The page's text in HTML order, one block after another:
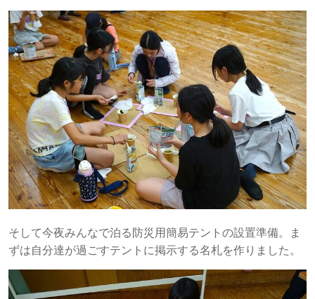
そして今夜みんなで泊る防災用簡易テントの設置準備。ま
ずは自分達が過ごすテントに掲示する名札を作りました。